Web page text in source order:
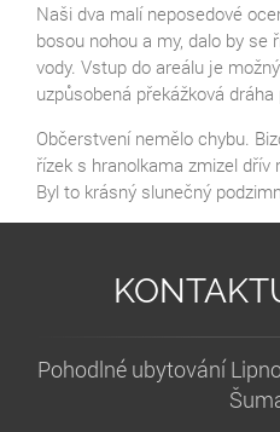
Naši dva malí neposedové
bosou nohou a my, dalo by se
vody. Vstup do areálu je
uzpůsobená překážková dráha
Občerstvení nemělo chybu.
řízek s hranolkama zmizel
Byl to krásný slunečný
Pohodlné ubytování